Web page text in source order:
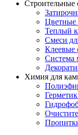
Строительные
Цветные
Теплый
Смеси
Клеевые
Система
Химия для